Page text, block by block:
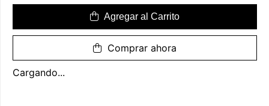
Agregar al Carrito
Comprar ahora
Cargando...